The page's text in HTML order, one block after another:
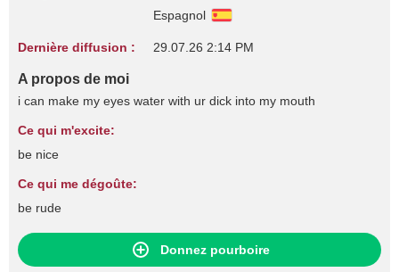
Espagnol
Dernière diffusion : 29.07.26 2:14 PM
A propos de moi
i can make my eyes water with ur dick into my mouth
Ce qui m'excite:
be nice
Ce qui me dégoûte:
be rude
Donnez pourboire